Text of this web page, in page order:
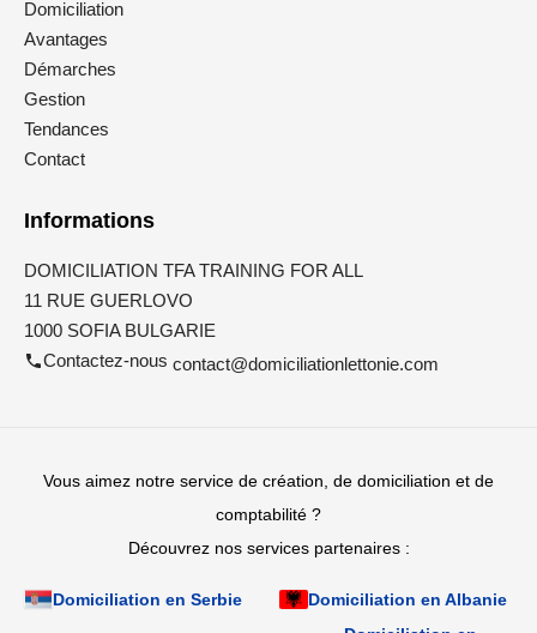
Domiciliation
Avantages
Démarches
Gestion
Tendances
Contact
Informations
DOMICILIATION TFA TRAINING FOR ALL
11 RUE GUERLOVO
1000 SOFIA BULGARIE
Contactez-nous contact@domiciliationlettonie.com
Vous aimez notre service de création, de domiciliation et de
comptabilité ?
Découvrez nos services partenaires :
Domiciliation en Serbie
Domiciliation en Albanie